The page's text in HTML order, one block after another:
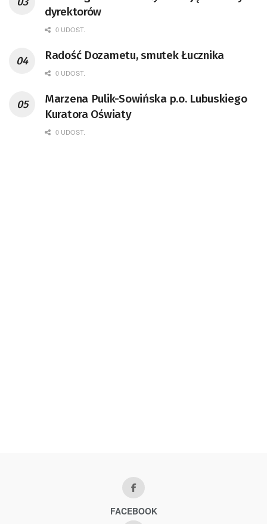
dyrektorów
0 UDOST.
Radość Dozametu, smutek Łucznika
0 UDOST.
Marzena Pulik-Sowińska p.o. Lubuskiego
Kuratora Oświaty
0 UDOST.
FACEBOOK